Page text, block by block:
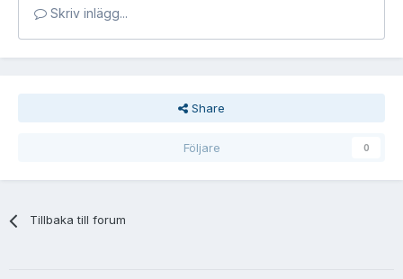
Skriv inlägg...
Share
Följare 0
Tillbaka till forum